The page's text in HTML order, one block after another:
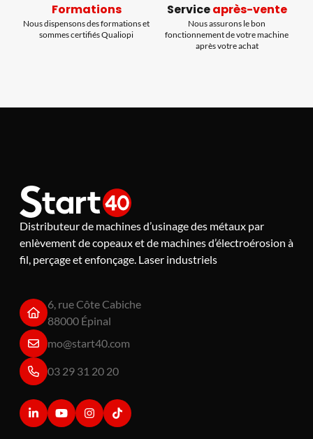
Formations
Nous dispensons des formations et
sommes certifiés Qualiopi
Serviceaprès-vente
Nous assurons le bon
fonctionnement de votre machine
après votre achat
Distributeur de machines d’usinage des métaux par
enlèvement de copeaux et de machines d’électroérosion à
fil, perçage et enfonçage. Laser industriels
6, rue Côte Cabiche
88000 Épinal
mo@start40.com
03 29 31 20 20